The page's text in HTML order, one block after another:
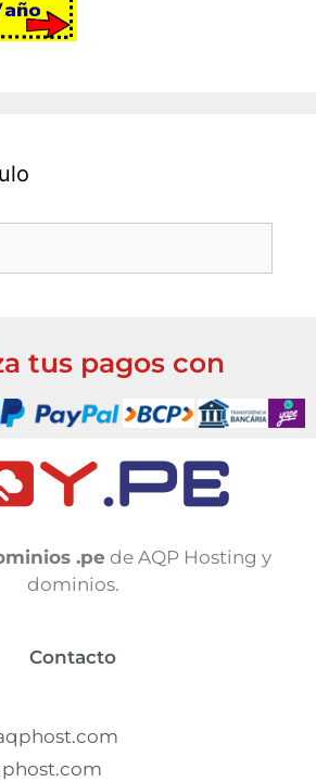
tus pagos con
.pe de AQP Hosting y
dominios.
Contacto